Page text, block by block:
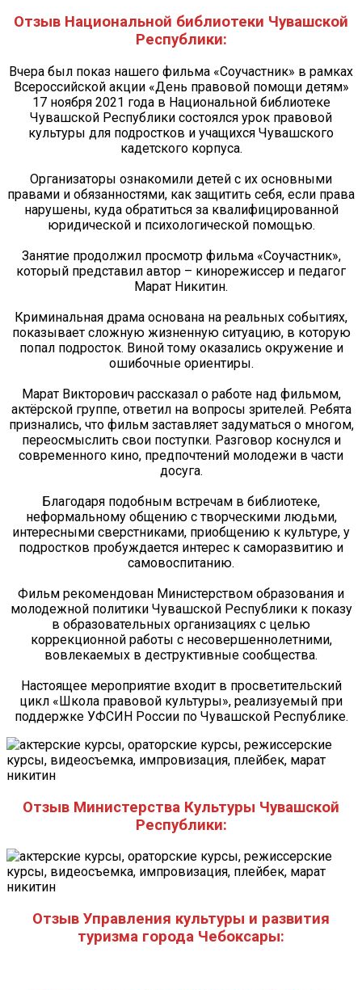
Отзыв Национальной библиотеки Чувашской
Республики:
Вчера был показ нашего фильма «Соучастник» в рамках
Всероссийской акции «День правовой помощи детям»
17 ноября 2021 года в Национальной библиотеке
Чувашской Республики состоялся урок правовой
культуры для подростков и учащихся Чувашского
кадетского корпуса.
Организаторы ознакомили детей с их основными
правами и обязанностями, как защитить себя, если права
нарушены, куда обратиться за квалифицированной
юридической и психологической помощью.
Занятие продолжил просмотр фильма «Соучастник»,
который представил автор – кинорежиссер и педагог
Марат Никитин.
Криминальная драма основана на реальных событиях,
показывает сложную жизненную ситуацию, в которую
попал подросток. Виной тому оказались окружение и
ошибочные ориентиры.
Марат Викторович рассказал о работе над фильмом,
актёрской группе, ответил на вопросы зрителей. Ребята
признались, что фильм заставляет задуматься о многом,
переосмыслить свои поступки. Разговор коснулся и
современного кино, предпочтений молодежи в части
досуга.
Благодаря подобным встречам в библиотеке,
неформальному общению с творческими людьми,
интересными сверстниками, приобщению к культуре, у
подростков пробуждается интерес к саморазвитию и
самовоспитанию.
Фильм рекомендован Министерством образования и
молодежной политики Чувашской Республики к показу
в образовательных организациях с целью
коррекционной работы с несовершеннолетними,
вовлекаемых в деструктивные сообщества.
Настоящее мероприятие входит в просветительский
цикл «Школа правовой культуры», реализуемый при
поддержке УФСИН России по Чувашской Республике.
Отзыв Министерства Культуры Чувашской
Республики:
Отзыв Управления культуры и развития
туризма города Чебоксары: